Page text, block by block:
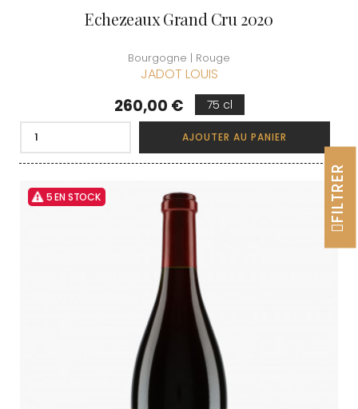
Echezeaux Grand Cru 2020
Bourgogne | Rouge
JADOT LOUIS
Prix
260,00 € 75 cl
AJOUTER AU PANIER
5 EN STOCK FILTRER